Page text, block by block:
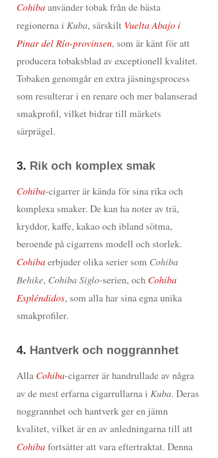
Cohibaanvänder tobak från de bästa
regionerna i Kuba, särskilt Vuelta Abajo i
Pinar del Río-provinsen, som är känt för att
producera tobaksblad av exceptionell kvalitet.
Tobaken genomgår en extra jäsningsprocess
som resulterar i en renare och mer balanserad
smakprofil, vilket bidrar till märkets
särprägel.
3. Rik och komplex smak
Cohiba-cigarrer är kända för sina rika och
komplexa smaker. De kan ha noter av trä,
kryddor, kaffe, kakao och ibland sötma,
beroende på cigarrens modell och storlek.
Cohibaerbjuder olika serier som Cohiba
Behike, Cohiba Siglo-serien, och Cohiba
Espléndidos, som alla har sina egna unika
smakprofiler.
4. Hantverk och noggrannhet
Alla Cohiba-cigarrer är handrullade av några
av de mest erfarna cigarrullarna i Kuba. Deras
noggrannhet och hantverk ger en jämn
kvalitet, vilket är en av anledningarna till att
Cohibafortsätter att vara eftertraktat. Denna